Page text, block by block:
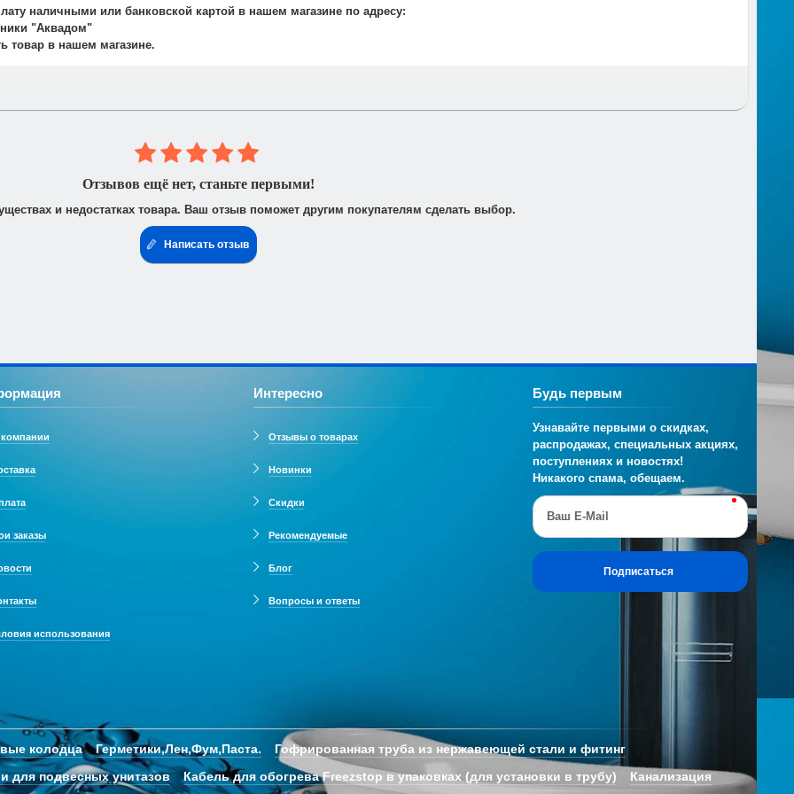
700 рублей.
осуществляется.
наличными или банковской картой в нашем магазине по адресу:
"Аквадом"
товар в нашем магазине.
лицами. После получения заказа Вам высылается счёт по электронной почте для его оплаты в банке в
доверенность от фирмы-плательщика.
Отзывов ещё нет, станьте первыми!
и недостатках товара. Ваш отзыв поможет другим покупателям сделать выбор.
Написать отзыв
заказы
использования
Интересно
Отзывы о товарах
Новинки
Скидки
Рекомендуемые
Блог
Вопросы и ответы
Будь первым
Узнавайте первыми о скидках,
распродажах, специальных акциях,
поступлениях и новостях!
Никакого спама, обещаем.
Ваш E-Mail
Подписаться
колодца Герметики,Лен,Фум,Паста.
Гофрированная труба из нержавеющей стали и фитинг
для подвесных унитазов Кабель для обогрева Freezstop в упаковках (для установки в трубу) Канализация